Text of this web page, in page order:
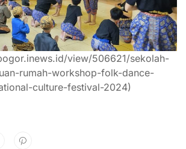
view/506621/sekolah-
rumah-workshop-folk-dance-
culture-festival-2024)